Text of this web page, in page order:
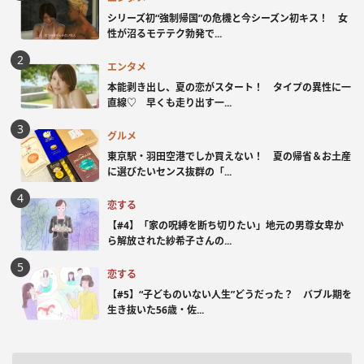
シリーズ初“強制帰国”の危機と今シーズン初キス！ 女
性が沼るモテテク勃発で...
エンタメ
本能剥き出し、夏の恋がスタート！ タイプの異性に一
直線♡ 早くも走り出す一...
グルメ
東京駅・羽田空港でしか買えない！ 夏の帰省＆お土産
に選びたいセンス抜群の「...
恋する
【#4】「家の呪縛を断ち切りたい」地元の男尊女卑か
ら解放された紗希子さんの...
恋する
【#5】“子どものいない人生”どうだった？ バブル期を
生き抜いた56歳・佐...